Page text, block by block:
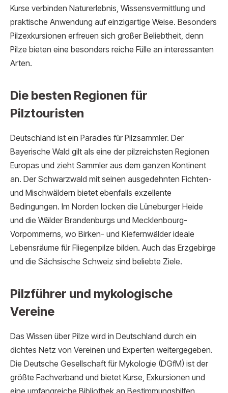
Kurse verbinden Naturerlebnis, Wissensvermittlung und
praktische Anwendung auf einzigartige Weise. Besonders
Pilzexkursionen erfreuen sich großer Beliebtheit, denn
Pilze bieten eine besonders reiche Fülle an interessanten
Arten.
Die besten Regionen für
Pilztouristen
Deutschland ist ein Paradies für Pilzsammler. Der
Bayerische Wald gilt als eine der pilzreichsten Regionen
Europas und zieht Sammler aus dem ganzen Kontinent
an. Der Schwarzwald mit seinen ausgedehnten Fichten-
und Mischwäldern bietet ebenfalls exzellente
Bedingungen. Im Norden locken die Lüneburger Heide
und die Wälder Brandenburgs und Mecklenbourg-
Vorpommerns, wo Birken- und Kiefernwälder ideale
Lebensräume für Fliegenpilze bilden. Auch das Erzgebirge
und die Sächsische Schweiz sind beliebte Ziele.
Pilzführer und mykologische
Vereine
Das Wissen über Pilze wird in Deutschland durch ein
dichtes Netz von Vereinen und Experten weitergegeben.
Die Deutsche Gesellschaft für Mykologie (DGfM) ist der
größte Fachverband und bietet Kurse, Exkursionen und